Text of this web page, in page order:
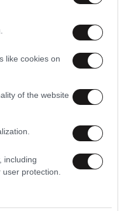
like cookies on
of the website
including
protection.